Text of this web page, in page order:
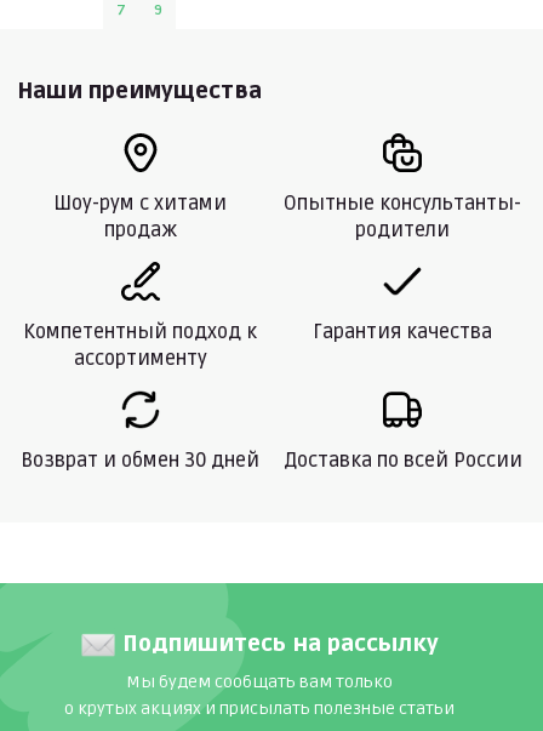
7 9
Наши преимущества
Шоу-рум с хитами
продаж
Опытные консультанты-
родители
Компетентный подход к
ассортименту
Гарантия качества
Возврат и обмен 30 дней Доставка по всей России
Подпишитесь на рассылку
Мы будем сообщать вам только
о крутых акциях и присылать полезные статьи